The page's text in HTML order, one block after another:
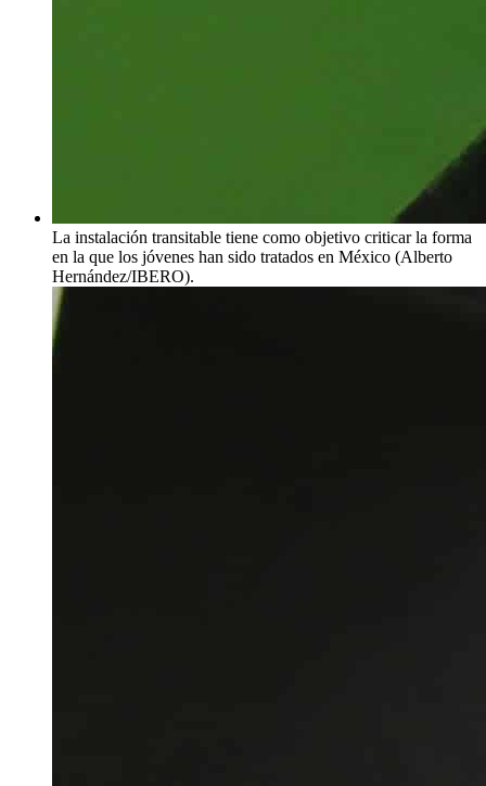
La instalación transitable tiene como objetivo criticar la forma
en la que los jóvenes han sido tratados en México (Alberto
Hernández/IBERO).